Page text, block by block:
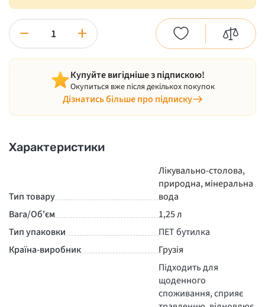
− +
Купуйте вигідніше з підпискою!
Окупиться вже після декількох покупок
Дізнатись більше про підписку
Характеристики
Тип товару
Лікувально-столова,
природна, мінеральна
вода
Вага/Об'єм
1,25 л
Тип упаковки
ПЕТ бутилка
Країна-виробник
Грузія
Підходить для
щоденного
споживання, сприяє